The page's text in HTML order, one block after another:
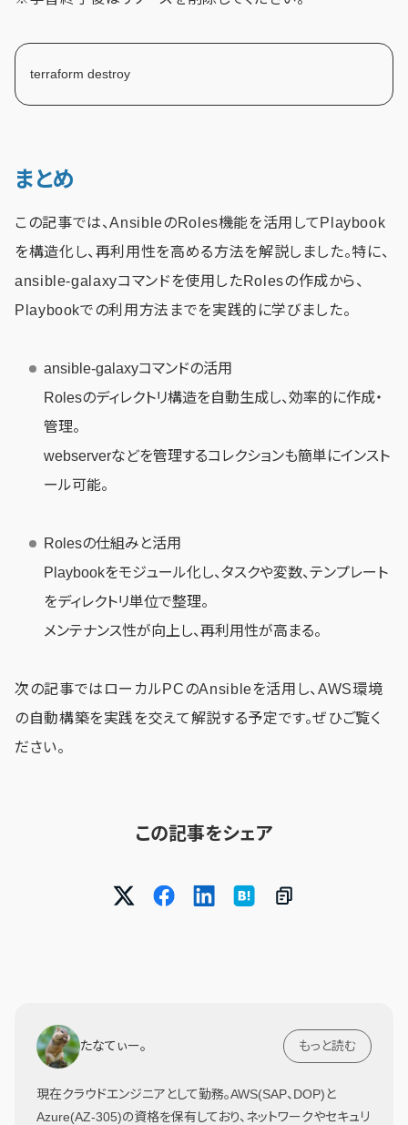
terraform destroy
まとめ
この記事では、AnsibleのRoles機能を活用してPlaybook
を構造化し、再利用性を高める方法を解説しました。特に、
ansible-galaxyコマンドを使用したRolesの作成から、
Playbookでの利用方法までを実践的に学びました。
ansible-galaxyコマンドの活用
Rolesのディレクトリ構造を自動生成し、効率的に作成・
管理。
webserverなどを管理するコレクションも簡単にインスト
ール可能。
Rolesの仕組みと活用
Playbookをモジュール化し、タスクや変数、テンプレート
をディレクトリ単位で整理。
メンテナンス性が向上し、再利用性が高まる。
次の記事ではローカルPCのAnsibleを活用し、AWS環境
の自動構築を実践を交えて解説する予定です。ぜひご覧く
ださい。
この記事をシェア
たなてぃー。 もっと読む
現在クラウドエンジニアとして勤務。AWS(SAP、DOP)と
Azure(AZ-305)の資格を保有しており、ネットワークやセキュリ